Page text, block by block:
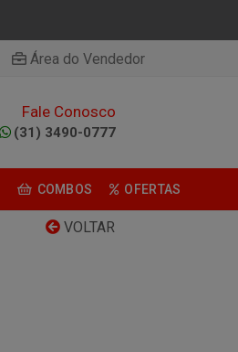
Área do Vendedor
Fale Conosco
(31) 3490-0777
COMBOS OFERTAS
VOLTAR